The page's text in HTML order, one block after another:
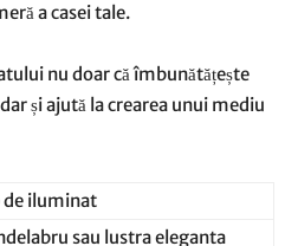
a casei tale.
nu doar că îmbunătățește
și ajută la crearea unui mediu
de iluminat
sau lustra eleganta